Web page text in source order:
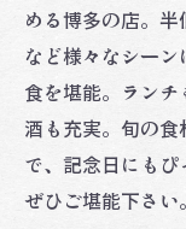
める博多の店。
など様々なシー
食を堪能。ラン
酒も充実。旬の
で、記念日にも
ぜひご堪能下さい。